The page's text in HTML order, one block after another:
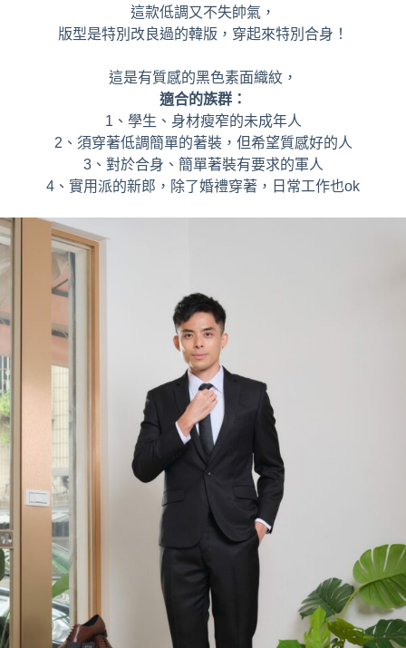
這款低調又不失帥氣，
版型是特別改良過的韓版，穿起來特別合身！
這是有質感的黑色素面織紋，
適合的族群：
1、學生、身材瘦窄的未成年人
2、須穿著低調簡單的著裝，但希望質感好的人
3、對於合身、簡單著裝有要求的軍人
4、實用派的新郎，除了婚禮穿著，日常工作也ok